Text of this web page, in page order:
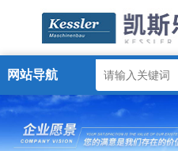
网站导航